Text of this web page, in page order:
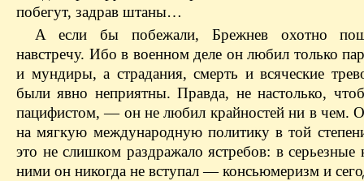
побегут, задрав штаны…
А если бы побежали, Брежнев охотно
навстречу. Ибо в военном деле он любил только
и мундиры, а страдания, смерть и всяческие
были явно неприятны. Правда, не настолько,
пацифистом, — он не любил крайностей ни в чем.
на мягкую международную политику в той
это не слишком раздражало ястребов: в серьезные
ними он никогда не вступал — консьюмеризм и